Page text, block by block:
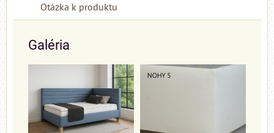
Otázka k produktu
Galéria